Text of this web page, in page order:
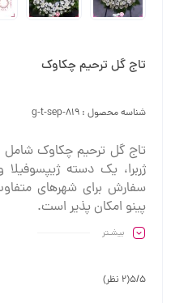
تاج گل ترحیم چکاوک
شناسه محصول : g-t-sep-819
ژربرا، یک دسته
سفارش برای شهرهای
پینو امکان پذیر است.
بیشـتر
5/5(2 نظر)